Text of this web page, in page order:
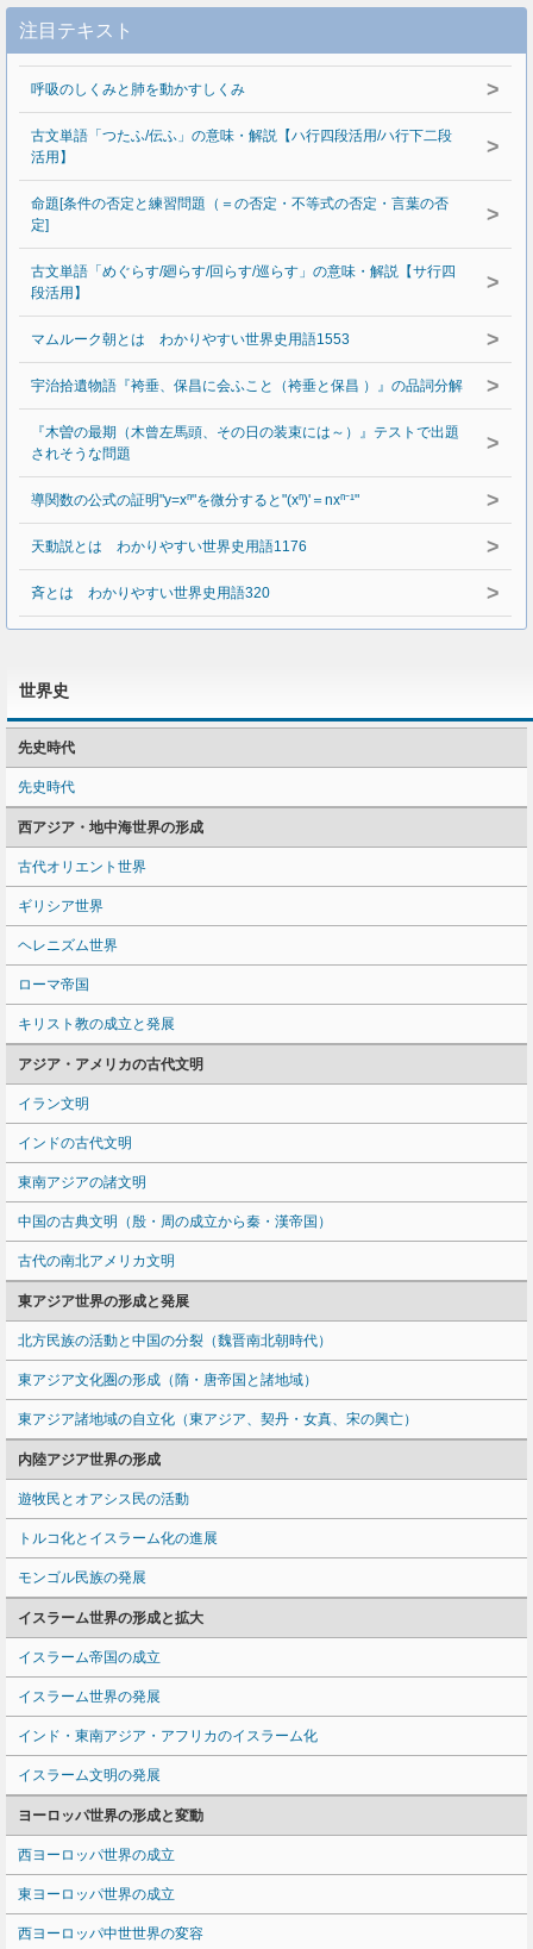
注目テキスト
呼吸のしくみと肺を動かすしくみ >
古文単語「つたふ/伝ふ」の意味・解説【ハ行四段活用/ハ行下二段
活用】
>
命題[条件の否定と練習問題（＝の否定・不等式の否定・言葉の否
定]
>
古文単語「めぐらす/廻らす/回らす/巡らす」の意味・解説【サ行四
段活用】
>
マムルーク朝とは わかりやすい世界史用語1553 >
宇治拾遺物語『袴垂、保昌に会ふこと（袴垂と保昌 ）』の品詞分解 >
『木曽の最期（木曾左馬頭、その日の装束には～）』テストで出題
されそうな問題
>
導関数の公式の証明"y=xⁿ"を微分すると"(xⁿ)'＝nxⁿ⁻¹" >
天動説とは わかりやすい世界史用語1176 >
斉とは わかりやすい世界史用語320 >
世界史
先史時代
先史時代
西アジア・地中海世界の形成
古代オリエント世界
ギリシア世界
ヘレニズム世界
ローマ帝国
キリスト教の成立と発展
アジア・アメリカの古代文明
イラン文明
インドの古代文明
東南アジアの諸文明
中国の古典文明（殷・周の成立から秦・漢帝国）
古代の南北アメリカ文明
東アジア世界の形成と発展
北方民族の活動と中国の分裂（魏晋南北朝時代）
東アジア文化圏の形成（隋・唐帝国と諸地域）
東アジア諸地域の自立化（東アジア、契丹・女真、宋の興亡）
内陸アジア世界の形成
遊牧民とオアシス民の活動
トルコ化とイスラーム化の進展
モンゴル民族の発展
イスラーム世界の形成と拡大
イスラーム帝国の成立
イスラーム世界の発展
インド・東南アジア・アフリカのイスラーム化
イスラーム文明の発展
ヨーロッパ世界の形成と変動
西ヨーロッパ世界の成立
東ヨーロッパ世界の成立
西ヨーロッパ中世世界の変容